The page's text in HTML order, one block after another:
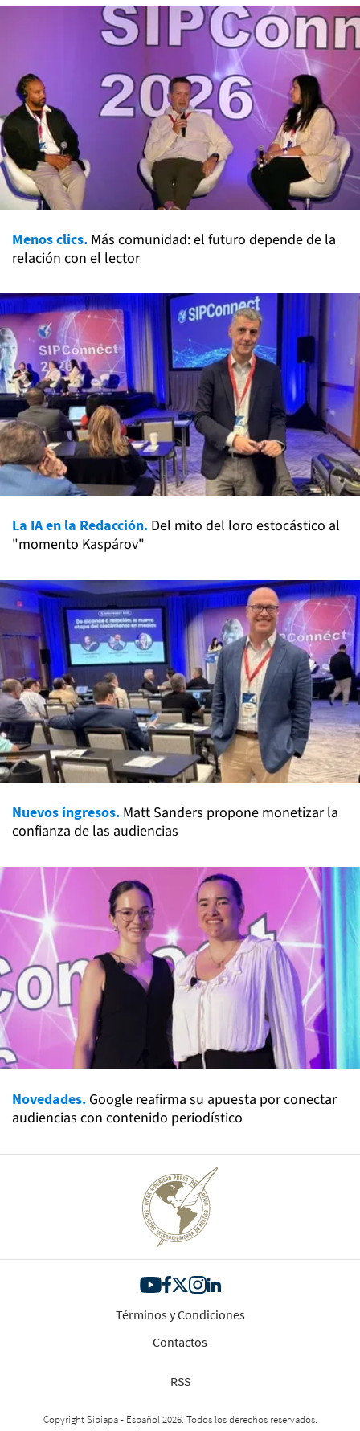
Menos clics. Más comunidad: el futuro depende de la
relación con el lector
La IA en la Redacción. Del mito del loro estocástico al
"momento Kaspárov"
Nuevos ingresos. Matt Sanders propone monetizar la
confianza de las audiencias
Novedades. Google reafirma su apuesta por conectar
audiencias con contenido periodístico
Términos y Condiciones
Contactos
RSS
Copyright Sipiapa - Español 2026. Todos los derechos reservados.